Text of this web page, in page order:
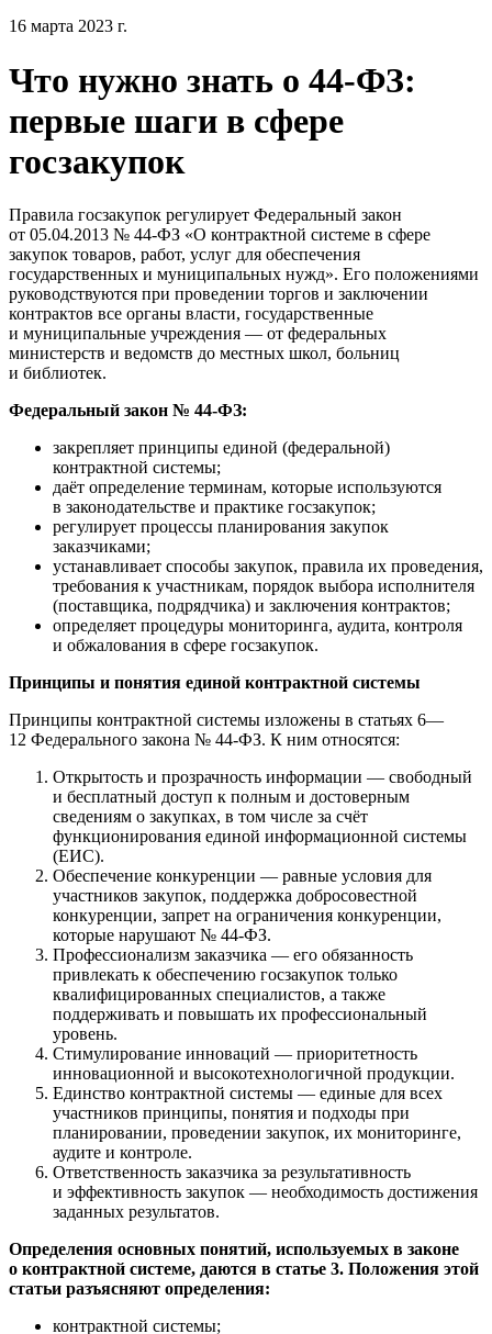
16 марта 2023 г.
Что нужно знать о 44-ФЗ:
первые шаги в сфере
госзакупок
Правила госзакупок регулирует Федеральный закон
от 05.04.2013 № 44-ФЗ «О контрактной системе в сфере
закупок товаров, работ, услуг для обеспечения
государственных и муниципальных нужд». Его положениями
руководствуются при проведении торгов и заключении
контрактов все органы власти, государственные
и муниципальные учреждения — от федеральных
министерств и ведомств до местных школ, больниц
и библиотек.
Федеральный закон № 44-ФЗ:
закрепляет принципы единой (федеральной)
контрактной системы;
даёт определение терминам, которые используются
в законодательстве и практике госзакупок;
регулирует процессы планирования закупок
заказчиками;
устанавливает способы закупок, правила их проведения,
требования к участникам, порядок выбора исполнителя
(поставщика, подрядчика) и заключения контрактов;
определяет процедуры мониторинга, аудита, контроля
и обжалования в сфере госзакупок.
Принципы и понятия единой контрактной системы
Принципы контрактной системы изложены в статьях 6—
12 Федерального закона № 44-ФЗ. К ним относятся:
Открытость и прозрачность информации — свободный
и бесплатный доступ к полным и достоверным
сведениям о закупках, в том числе за счёт
функционирования единой информационной системы
(ЕИС).
Обеспечение конкуренции — равные условия для
участников закупок, поддержка добросовестной
конкуренции, запрет на ограничения конкуренции,
которые нарушают № 44-ФЗ.
Профессионализм заказчика — его обязанность
привлекать к обеспечению госзакупок только
квалифицированных специалистов, а также
поддерживать и повышать их профессиональный
уровень.
Стимулирование инноваций — приоритетность
инновационной и высокотехнологичной продукции.
Единство контрактной системы — единые для всех
участников принципы, понятия и подходы при
планировании, проведении закупок, их мониторинге,
аудите и контроле.
Ответственность заказчика за результативность
и эффективность закупок — необходимость достижения
заданных результатов.
Определения основных понятий, используемых в законе
о контрактной системе, даются в статье 3. Положения этой
статьи разъясняют определения:
контрактной системы;